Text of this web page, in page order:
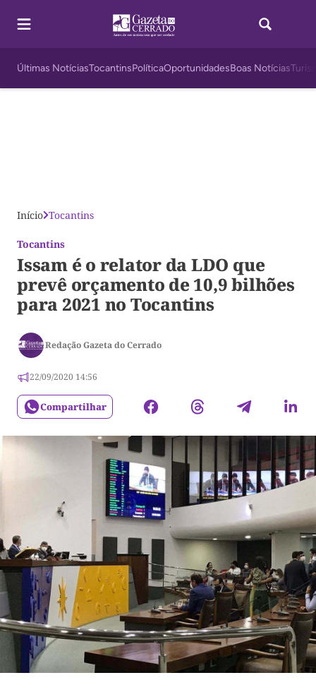
Últimas NotíciasTocantinsPolíticaOportunidadesBoas Notícias
Início Tocantins
Tocantins
Issam é o relator da LDO que
prevê orçamento de 10,9 bilhões
para 2021 no Tocantins
Redação Gazeta do Cerrado
22/09/2020 14:56
Compartilhar